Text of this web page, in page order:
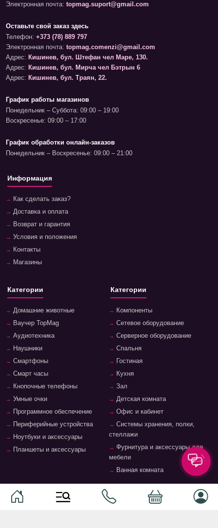
Электронная почта: topmag.suport@gmail.com
Оставьте свой заказ здесь
Телефон: +373 (78) 889 797
Электронная почта: topmag.comenzi@gmail.com
Адрес: Кишинев, бул. Штефан чел Маре, 130.
Адрес: Кишинев, бул. Мирча чел Бэтрын 6
Адрес: Кишинев, бул. Траян, 22.
График работы магазинов
Понедельник – Суббота: 09:00 – 19:00
Воскресенье: 09:00 – 17:00
График обработки онлайн-заказов
Понедельник – Воскресенье: 09:00 – 21:00
Информация
Как сделать заказ?
Доставка и оплата
Возврат и гарантия
Условия и положения
Контакты
Магазины
Категории
Домашние животные
Ваучер TopMag
Аудиотехника
Наушники
Смартфоны
Смарт часы
Кнопочные телефоны
Умные очки
Программное обеспечение
Периферийные устройства
Ноутбуки и аксессуары
Планшеты и аксессуары
Категории
Компоненты
Сетевое оборудование
Серверное оборудование
Спальня
Гостиная
Кухня
Зал
Детская комната
Офис и кабинет
Системы хранения, полки,
стеллажи
Фурнитура и аксессуары для
мебели
Ванная комната